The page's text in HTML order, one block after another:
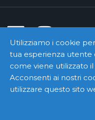
Utilizziamo i cookie
tua esperienza utente
come viene utilizzato
Acconsenti ai nostri
utilizzare questo sito